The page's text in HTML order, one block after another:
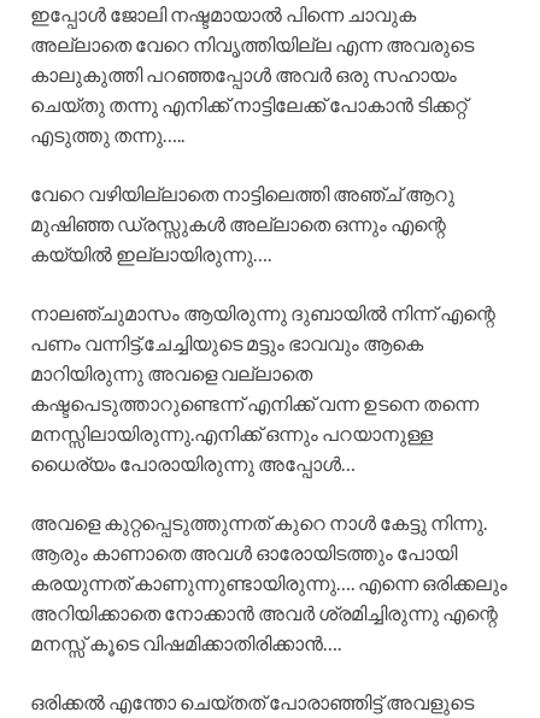
ഇപ്പോൾ ജോലി നഷ്ടമായാൽ പിന്നെ ചാവുക
അല്ലാതെ വേറെ നിവൃത്തിയില്ല എന്ന അവരുടെ
കാലുകുത്തി പറഞ്ഞപ്പോൾ അവർ ഒരു സഹായം
ചെയ്തു തന്നു എനിക്ക് നാട്ടിലേക്ക് പോകാൻ ടിക്കറ്റ്
എടുത്തു തന്നു…..
വേറെ വഴിയില്ലാതെ നാട്ടിലെത്തി അഞ്ച് ആറു
മുഷിഞ്ഞ ഡ്രസ്സുകൾ അല്ലാതെ ഒന്നും എന്റെ
കയ്യിൽ ഇല്ലായിരുന്നു….
നാലഞ്ചുമാസം ആയിരുന്നു ദുബായിൽ നിന്ന് എന്റെ
പണം വന്നിട്ട്.ചേച്ചിയുടെ മട്ടും ഭാവവും ആകെ
മാറിയിരുന്നു അവളെ വല്ലാതെ
കഷ്ടപെടുത്താറുണ്ടെന്ന് എനിക്ക് വന്ന ഉടനെ തന്നെ
മനസ്സിലായിരുന്നു.എനിക്ക് ഒന്നും പറയാനുള്ള
ധൈര്യം പോരായിരുന്നു അപ്പോൾ…
അവളെ കുറ്റപ്പെടുത്തുന്നത് കുറെ നാൾ കേട്ടു നിന്നു.
ആരും കാണാതെ അവൾ ഓരോയിടത്തും പോയി
കരയുന്നത് കാണുന്നുണ്ടായിരുന്നു…. എന്നെ ഒരിക്കലും
അറിയിക്കാതെ നോക്കാൻ അവർ ശ്രമിച്ചിരുന്നു എന്റെ
മനസ്സ് കൂടെ വിഷമിക്കാതിരിക്കാൻ….
ഒരിക്കൽ എന്തോ ചെയ്തത് പോരാഞ്ഞിട്ട് അവളുടെ